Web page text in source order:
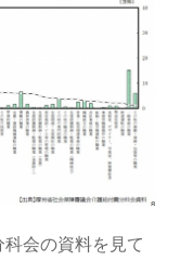
会の資料を見て